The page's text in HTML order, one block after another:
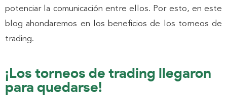
potenciar la comunicación entre ellos. Por esto, en este
blog ahondaremos en los beneficios de los torneos de
trading.
¡Los torneos de trading llegaron
para quedarse!